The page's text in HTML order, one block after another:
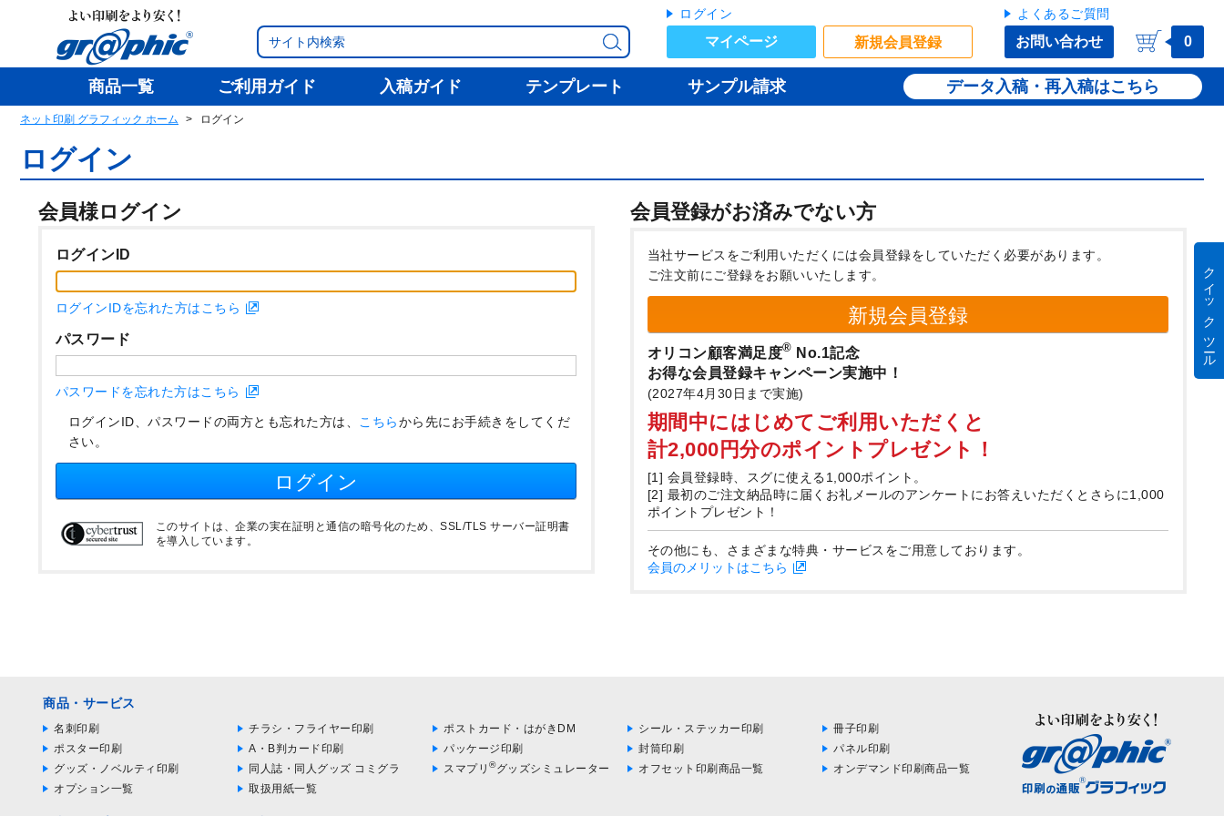
ログイン
マイページ 新規会員登録
よくあるご質問
お問い合わせ 0
商品一覧 ご利用ガイド 入稿ガイド テンプレート サンプル請求 データ入稿・再入稿
ネット印刷 グラフィック ホーム ログイン
ログイン
会員様ログイン 会員登録がお済みでない方
ログインID
ログインIDを忘れた方はこちら
パスワード
パスワードを忘れた方はこちら
ログインID、パスワードの両方とも忘れた方は、 こちらから先にお手続きをしてくだ
さい。
ログイン
このサイトは、企業の実在証明と通信の暗号化のため、SSL/TLS サーバー証明書
を導入しています。
当社サービスをご利用いただくには会員登録をしていただく必要があります。
ご注文前にご登録をお願いいたします。
新規会員登録
オリコン顧客満足度® No.1記念
お得な会員登録キャンペーン実施中！
(2027年4月30日まで実施)
期間中にはじめてご利用いただくと
計2,000円分のポイントプレゼント！
[1] 会員登録時、スグに使える1,000ポイント。
[2] 最初のご注文納品時に届くお礼メールのアンケートにお答えいただくとさらに1,000
ポイントプレゼント！
その他にも、さまざまな特典・サービスをご用意しております。
会員のメリットはこちら
商品・サービス
名刺印刷 チラシ・フライヤー印刷 ポストカード・はがきDM シール・ステッカー印刷
冊子印刷
ポスター印刷
A・B判カード印刷 パッケージ印刷 封筒印刷
パネル印刷
グッズ・ノベルティ印刷
同人誌・同人グッズ コミグラ スマプリ ®グッズシミュレーター オフセット印刷商品一覧
オンデマンド印刷商品一覧
オプション一覧
取扱用紙一覧
クイック ツール